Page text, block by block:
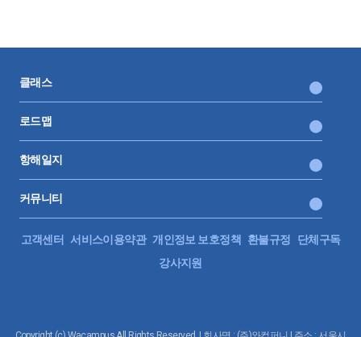
클래스
로드맵
항해일지
커뮤니티
고객센터 서비스이용약관 개인정보 보호정책 환불규정
단체구독
강사지원